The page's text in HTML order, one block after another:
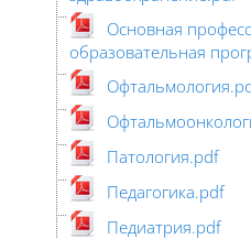
Основная
образовательная
Патология.pdf
Педагогика.pdf
Педиатрия.pdf